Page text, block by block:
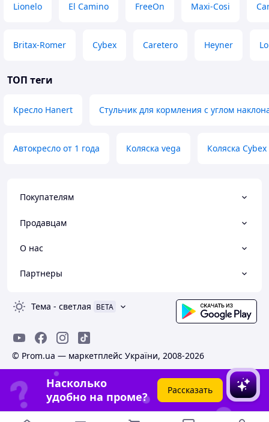
Lionelo El Camino FreeOn Maxi-Cosi
Britax-Romer Cybex Caretero Heyner
ТОП теги
Кресло Hanert Стульчик для кормления с углом
Автокресло от 1 года Коляска vega Коляска
Покупателям
Продавцам
О нас
Партнеры
Тема - светлая BETA
© Prom.ua — маркетплейс України, 2008-2026
Насколько
удобно на проме?
Рассказать